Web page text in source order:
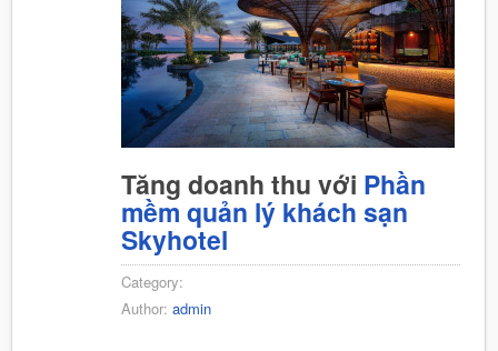
Tăng doanh thu với Phần
mềm quản lý khách sạn
Skyhotel
Category:
Author: admin